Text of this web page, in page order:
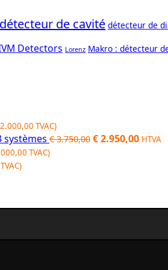
détecteur de cavité détecteur de
Detectors Lorenz Makro : détecteur
2.000,00 TVAC)
systèmes €3.750,00 Original
€2.950,00 HTVA
TVAC)
TVAC)